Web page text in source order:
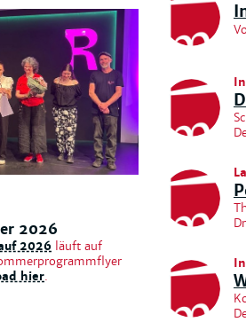
2026
2026 läuft auf
hier.